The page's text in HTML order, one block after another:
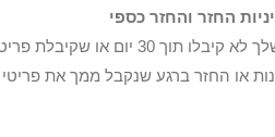
הפריטים שלך לא
או החזר ברגע שנקבל ממך את